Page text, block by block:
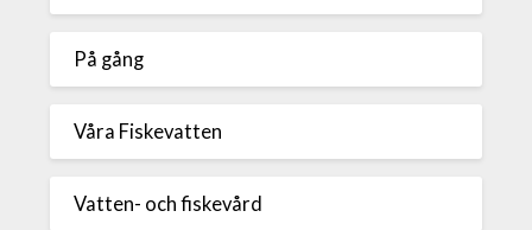
På gång
Våra Fiskevatten
Vatten- och fiskevård